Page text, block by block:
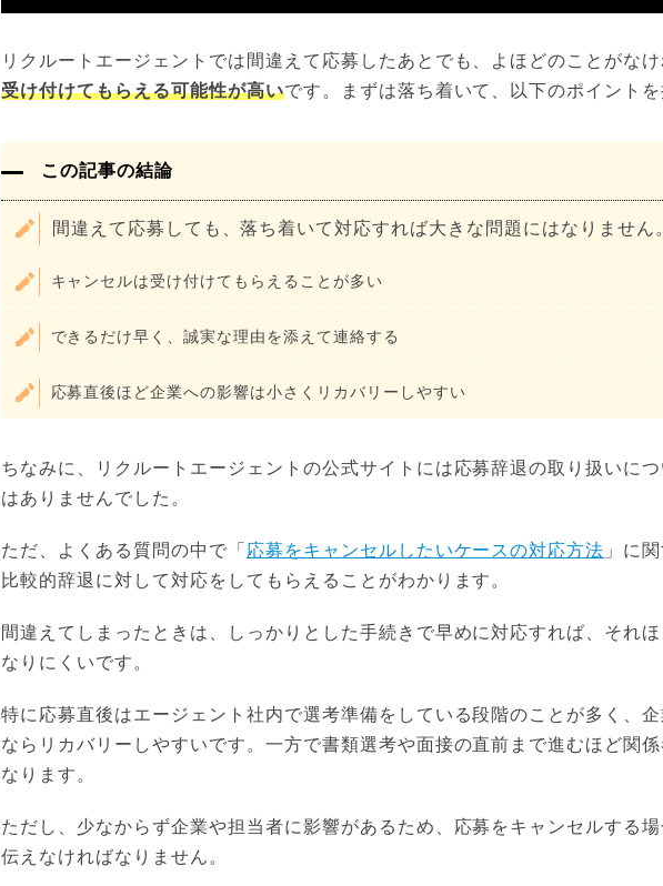
リクルートエージェントでは間違えて応募したあとでも、よほどのことがな
受け付けてもらえる可能性が高いです。まずは落ち着いて、以下のポイント
この記事の結論
間違えて応募しても、落ち着いて対応すれば大きな問題にはなりません
キャンセルは受け付けてもらえることが多い
できるだけ早く、誠実な理由を添えて連絡する
応募直後ほど企業への影響は小さくリカバリーしやすい
ちなみに、リクルートエージェントの公式サイトには応募辞退の取り扱いに
はありませんでした。
ただ、よくある質問の中で「 応募をキャンセルしたいケースの対応方法 」に
比較的辞退に対して対応をしてもらえることがわかります。
間違えてしまったときは、しっかりとした手続きで早めに対応すれば、それ
なりにくいです。
特に応募直後はエージェント社内で選考準備をしている段階のことが多く、
ならリカバリーしやすいです。一方で書類選考や面接の直前まで進むほど関
なります。
ただし、少なからず企業や担当者に影響があるため、応募をキャンセルする
伝えなければなりません。